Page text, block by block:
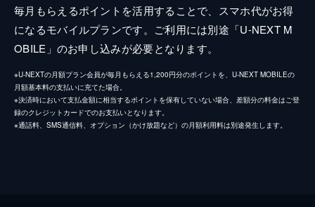
毎月もらえるポイントを活用することで、スマホ代がお得
になるモバイルプランです。ご利用には別途「U-NEXT M
OBILE」のお申し込みが必要となります。
※U-NEXTの月額プラン会員が毎月もらえる1,200円分のポイントを、U-NEXT MOBILEの
月額基本料の支払いに充てた場合。
※決済時において支払金額に相当するポイントを保有していない場合、差額分の料金はご登
録のクレジットカードでのお支払いとなります。
※通話料、SMS通信料、オプション（かけ放題など）の月額利用料は別途発生します。